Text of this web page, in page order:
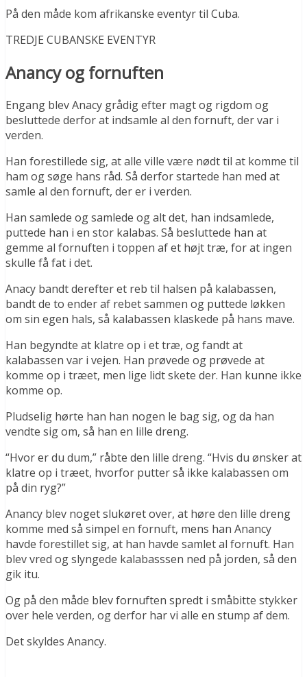
På den måde kom afrikanske eventyr til Cuba.
TREDJE CUBANSKE EVENTYR
Anancy og fornuften
Engang blev Anacy grådig efter magt og rigdom og
besluttede derfor at indsamle al den fornuft, der var i
verden.
Han forestillede sig, at alle ville være nødt til at komme til
ham og søge hans råd. Så derfor startede han med at
samle al den fornuft, der er i verden.
Han samlede og samlede og alt det, han indsamlede,
puttede han i en stor kalabas. Så besluttede han at
gemme al fornuften i toppen af et højt træ, for at ingen
skulle få fat i det.
Anacy bandt derefter et reb til halsen på kalabassen,
bandt de to ender af rebet sammen og puttede løkken
om sin egen hals, så kalabassen klaskede på hans mave.
Han begyndte at klatre op i et træ, og fandt at
kalabassen var i vejen. Han prøvede og prøvede at
komme op i træet, men lige lidt skete der. Han kunne ikke
komme op.
Pludselig hørte han han nogen le bag sig, og da han
vendte sig om, så han en lille dreng.
“Hvor er du dum,” råbte den lille dreng. “Hvis du ønsker at
klatre op i træet, hvorfor putter så ikke kalabassen om
på din ryg?”
Anancy blev noget slukøret over, at høre den lille dreng
komme med så simpel en fornuft, mens han Anancy
havde forestillet sig, at han havde samlet al fornuft. Han
blev vred og slyngede kalabasssen ned på jorden, så den
gik itu.
Og på den måde blev fornuften spredt i småbitte stykker
over hele verden, og derfor har vi alle en stump af dem.
Det skyldes Anancy.